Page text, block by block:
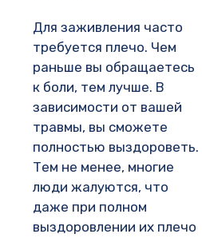
Для заживления часто
требуется плечо. Чем
раньше вы обращаетесь
к боли, тем лучше. В
зависимости от вашей
травмы, вы сможете
полностью выздороветь.
Тем не менее, многие
люди жалуются, что
даже при полном
выздоровлении их плечо